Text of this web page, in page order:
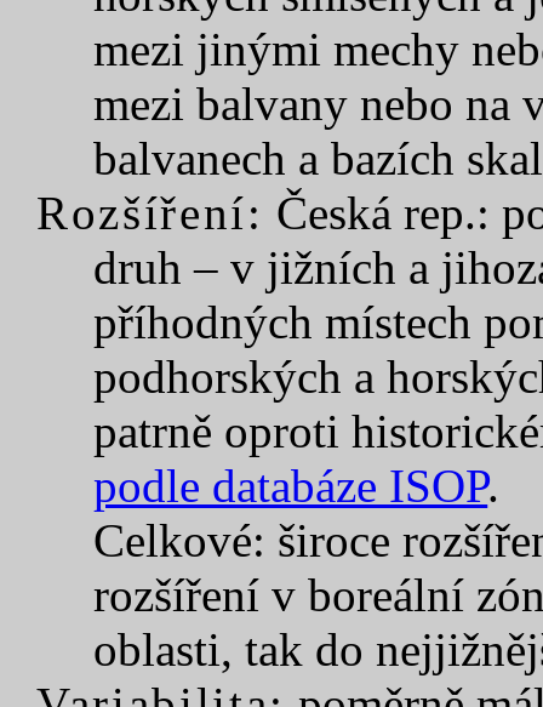
mezi jinými mechy
mezi balvany nebo na
balvanech a bazích
Rozšíření: Česká rep.:
druh – v jižních a
příhodných místech
podhorských a
patrně oproti
podle databáze ISOP.
Celkové: široce
rozšíření v boreální
oblasti, tak do